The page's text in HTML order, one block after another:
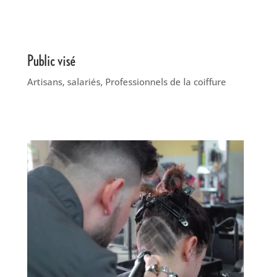
Public visé
Artisans, salariés, Professionnels de la coiffure